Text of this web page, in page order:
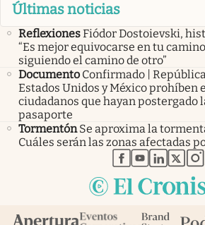
Últimas noticias
ReflexionesFiódor Dostoievski,
“Es mejor equivocarse en tu
siguiendo el camino de otro”
Documento Confirmado |
Estados Unidos y México prohíben
ciudadanos que hayan postergado
pasaporte
Tormentón Se aproxima la
Cuáles serán las zonas afectadas
abre en nueva
abre enabre en